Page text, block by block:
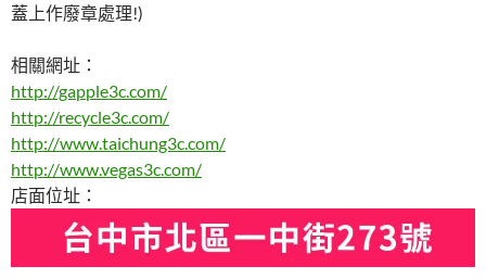
蓋上作廢章處理!)
相關網址：
http://gapple3c.com/
http://recycle3c.com/
http://www.taichung3c.com/
http://www.vegas3c.com/
店面位址：